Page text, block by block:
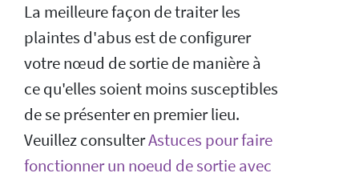
La meilleure façon de traiter les
plaintes d'abus est de configurer
votre nœud de sortie de manière à
ce qu'elles soient moins susceptibles
de se présenter en premier lieu.
Veuillez consulterAstuces pour faire
fonctionner un noeud de sortie avec